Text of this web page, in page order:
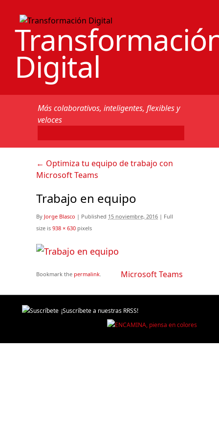
Digital
Más colaborativos, inteligentes, flexibles y
veloces
← Optimiza tu equipo de trabajo con
Microsoft Teams
Trabajo en equipo
By Jorge Blasco | Published 15 noviembre, 2016 | Full
size is 938 × 630 pixels
Microsoft Teams
Bookmark the permalink
¡Suscríbete a nuestras RRSS!